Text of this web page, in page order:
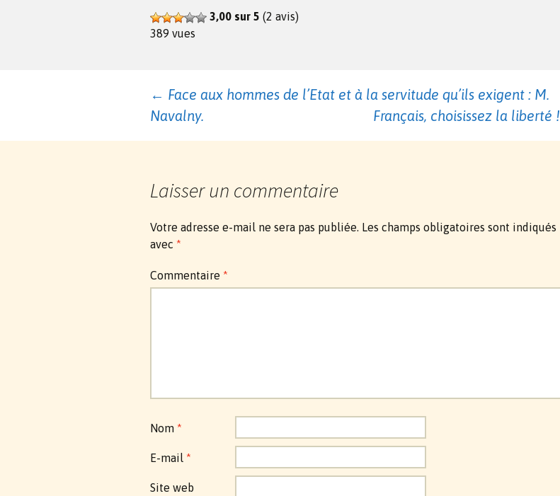
3,00 sur 5 (2 avis)
389 vues
Navigation
des
← Face aux hommes de l’Etat et à la servitude qu’ils exigent : M.
Navalny.
Français, choisissez la liberté !
Laisser un commentaire
Votre adresse e-mail ne sera pas publiée. Les champs obligatoires sont indiqués
avec *
Commentaire *
Nom *
E-mail *
Site web